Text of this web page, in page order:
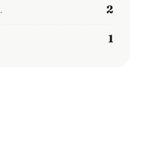
2
1